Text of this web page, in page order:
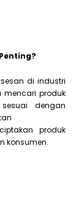
di industri
mencari produk
dengan
produk
konsumen.